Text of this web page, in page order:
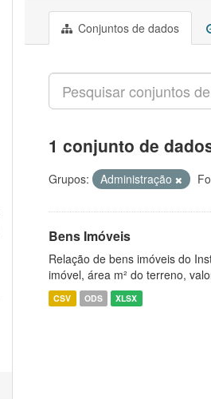
Conjuntos de dados
1 conjunto de
Grupos: Administração
Bens Imóveis
Relação de bens imóveis do
imóvel, área m² do terreno,
CSV ODS XLSX